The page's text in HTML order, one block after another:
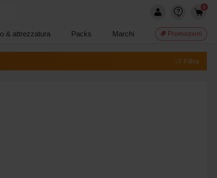
0
& attrezzatura Packs Marchi Promozioni
Filtra